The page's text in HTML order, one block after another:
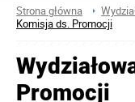
Strona główna
Komisja ds. Promocji
Promocji